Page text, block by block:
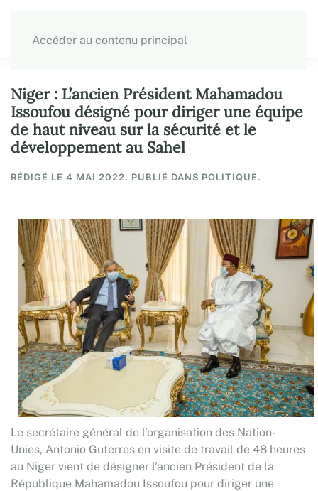
Accéder au contenu principal
Niger : L’ancien Président Mahamadou
Issoufou désigné pour diriger une équipe
de haut niveau sur la sécurité et le
développement au Sahel
RÉDIGÉ LE 4 MAI 2022. PUBLIÉ DANS POLITIQUE.
Le secrétaire général de l’organisation des Nation-
Unies, Antonio Guterres en visite de travail de 48 heures
au Niger vient de désigner l’ancien Président de la
République Mahamadou Issoufou pour diriger une